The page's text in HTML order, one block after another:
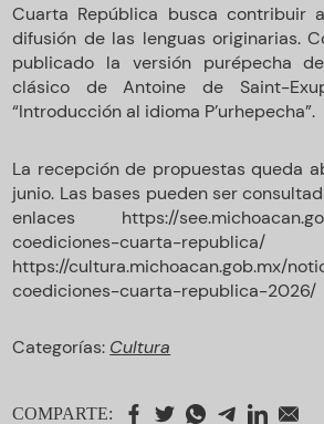
Cuarta República busca contribuir
difusión de las lenguas originarias.
publicado la versión purépecha
clásico de Antoine de Saint-
“Introducción al idioma P’urhepecha”.
La recepción de propuestas queda
junio. Las bases pueden ser
enlaces https://
coediciones-cuarta-
https://cultura.michoacan.gob.mx/
coediciones-cuarta-republica-2026/
Categorías: Cultura
COMPARTE: